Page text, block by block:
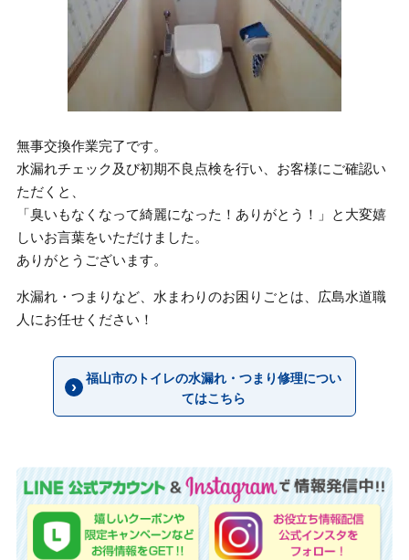
無事交換作業完了です。
水漏れチェック及び初期不良点検を行い、お客様にご確認い
ただくと、
「臭いもなくなって綺麗になった！ありがとう！」と大変嬉
しいお言葉をいただけました。
ありがとうございます。
水漏れ・つまりなど、水まわりのお困りごとは、広島水道職
人にお任せください！
福山市のトイレの水漏れ・つまり修理につい
てはこちら